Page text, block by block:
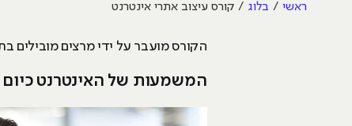
ראשי בלוג קורס עיצוב אתרי אינטרנט
הקורס מועבר על ידי מרצים מובילים
המשמעות של האינטרנט כיום